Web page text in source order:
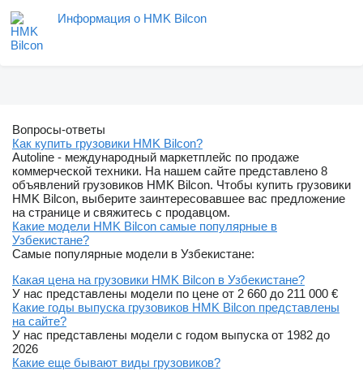
Информация о HMK Bilcon
Вопросы-ответы
Как купить грузовики HMK Bilcon?
Autoline - международный маркетплейс по продаже
коммерческой техники. На нашем сайте представлено 8
объявлений грузовиков HMK Bilcon. Чтобы купить грузовики
HMK Bilcon, выберите заинтересовавшее вас предложение
на странице и свяжитесь с продавцом.
Какие модели HMK Bilcon самые популярные в
Узбекистане?
Самые популярные модели в Узбекистане:
Какая цена на грузовики HMK Bilcon в Узбекистане?
У нас представлены модели по цене от 2 660 до 211 000 €
Какие годы выпуска грузовиков HMK Bilcon представлены
на сайте?
У нас представлены модели с годом выпуска от 1982 до
2026
Какие еще бывают виды грузовиков?